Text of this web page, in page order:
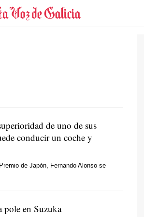
de uno de sus
conducir un coche y
de Japón, Fernando Alonso se
pole en Suzuka